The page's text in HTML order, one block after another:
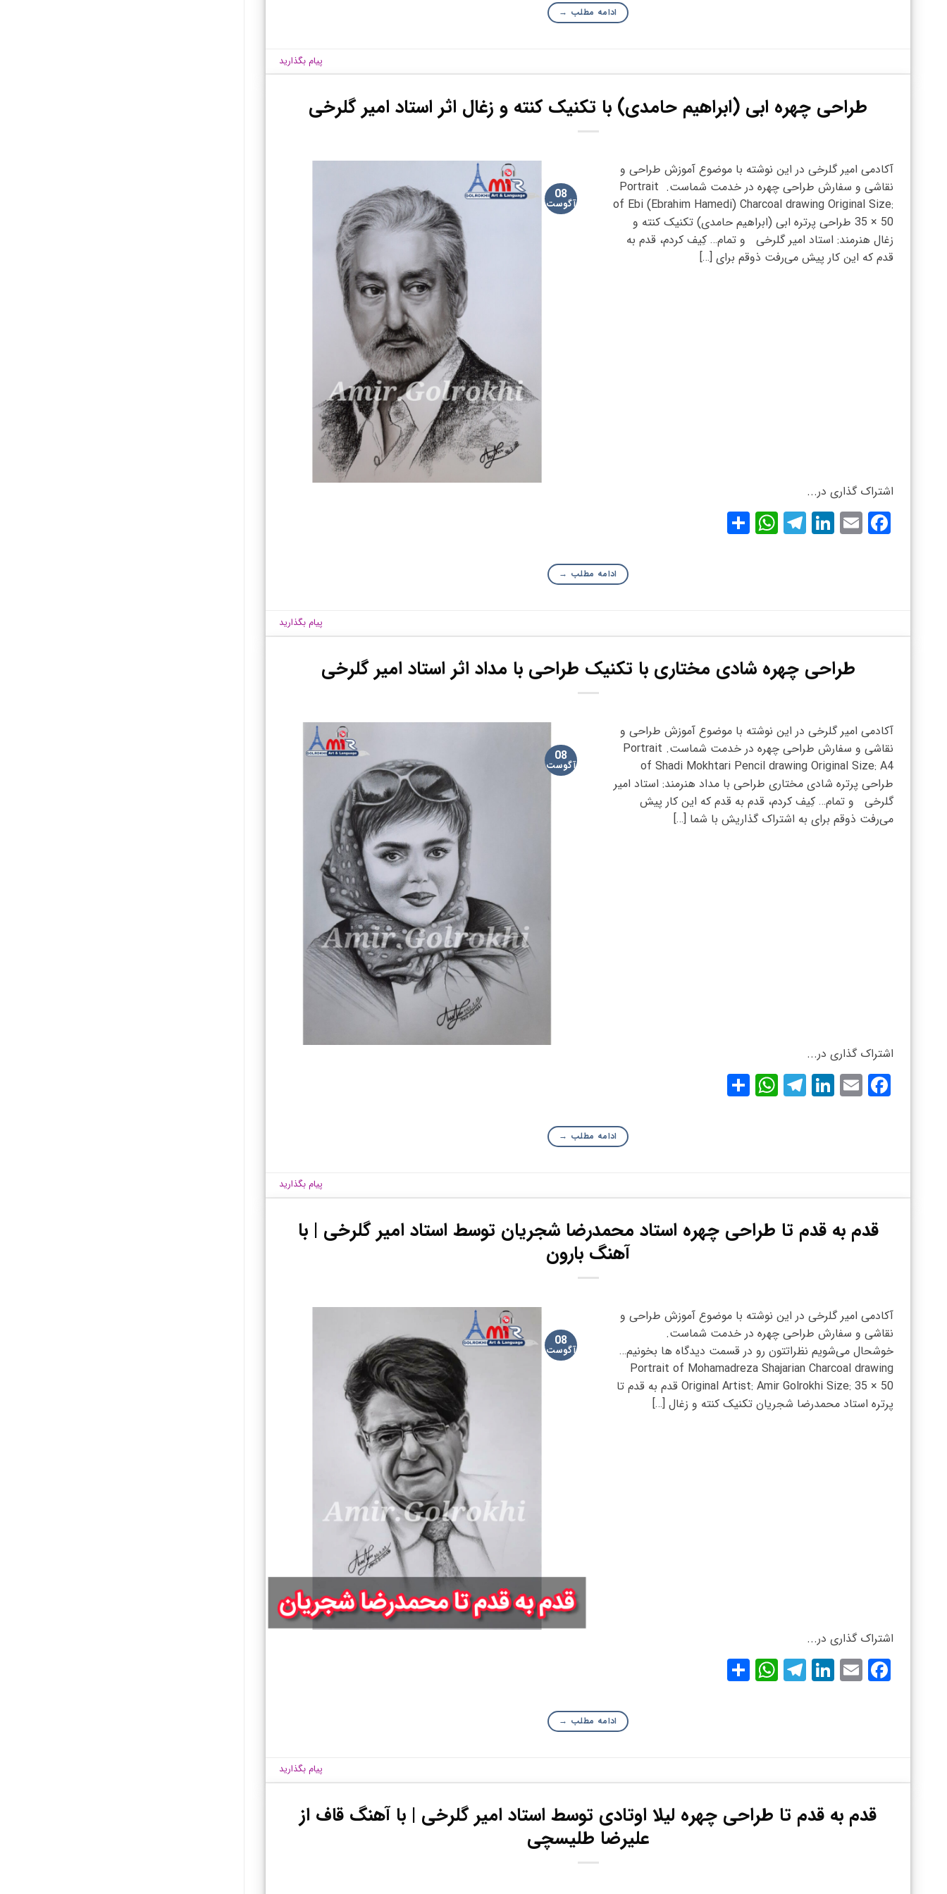
ادامه مطلب →
پیام بگذارید
طراحی چهره ابی (ابراهیم حامدی) با تکنیک کنته و زغال اثر استاد امیر گلرخی
08
آگوست
آکادمی امیر گلرخی در این نوشته با موضوع آموزش طراحی و
نقاشی و سفارش طراحی چهره در خدمت شماست. Portrait
of Ebi (Ebrahim Hamedi) Charcoal drawing Original Size:
35 × 50 طراحی پرتره ابی (ابراهیم حامدی) تکنیک کنته و
زغال هنرمند: استاد امیر گلرخی و تمام… کِیف کردم، قدم به
قدم که این کار پیش می‌رفت ذوقم برای […]
اشتراک گذاری در...
Facebook
Email
LinkedIn
Telegram
WhatsApp
ادامه مطلب →
پیام بگذارید
طراحی چهره شادی مختاری با تکنیک طراحی با مداد اثر استاد امیر گلرخی
08
آگوست
آکادمی امیر گلرخی در این نوشته با موضوع آموزش طراحی و
نقاشی و سفارش طراحی چهره در خدمت شماست. Portrait
of Shadi Mokhtari Pencil drawing Original Size: A4
طراحی پرتره شادی مختاری طراحی با مداد هنرمند: استاد امیر
گلرخی و تمام… کِیف کردم، قدم به قدم که این کار پیش
می‌رفت ذوقم برای به اشتراک گذاریش با شما […]
اشتراک گذاری در...
Facebook
Email
LinkedIn
Telegram
WhatsApp
ادامه مطلب →
پیام بگذارید
قدم به قدم تا طراحی چهره استاد محمدرضا شجریان توسط استاد امیر گلرخی | با
آهنگ بارون
08
آگوست
آکادمی امیر گلرخی در این نوشته با موضوع آموزش طراحی و
نقاشی و سفارش طراحی چهره در خدمت شماست.
خوشحال می‌شویم نظراتتون رو در قسمت دیدگاه ها بخونیم…
Portrait of Mohamadreza Shajarian Charcoal drawing
Original Artist: Amir Golrokhi Size: 35 × 50 قدم به قدم تا
پرتره استاد محمدرضا شجریان تکنیک کنته و زغال […]
اشتراک گذاری در...
Facebook
Email
LinkedIn
Telegram
WhatsApp
ادامه مطلب →
پیام بگذارید
قدم به قدم تا طراحی چهره لیلا اوتادی توسط استاد امیر گلرخی | با آهنگ قاف از
علیرضا طلیسچی